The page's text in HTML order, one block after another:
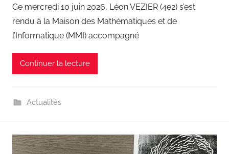
Ce mercredi 10 juin 2026, Léon VEZIER (4e2) s’est
rendu à la Maison des Mathématiques et de
l’Informatique (MMI) accompagné
Continuer la lecture
Actualités